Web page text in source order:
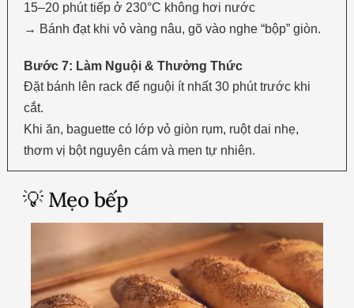
15–20 phút tiếp ở 230°C không hơi nước
→ Bánh đạt khi vỏ vàng nâu, gõ vào nghe “bộp” giòn.
Bước 7: Làm Nguội & Thưởng Thức
Đặt bánh lên rack để nguội ít nhất 30 phút trước khi
cắt.
Khi ăn, baguette có lớp vỏ giòn rụm, ruột dai nhẹ,
thơm vị bột nguyên cám và men tự nhiên.
💡 Mẹo bếp